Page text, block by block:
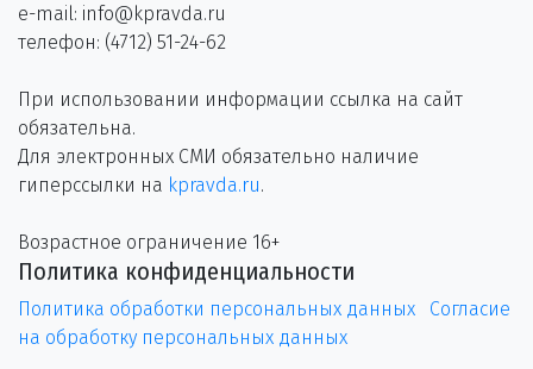
e-mail: info@kpravda.ru
телефон: (4712) 51-24-62
При использовании информации ссылка на сайт
обязательна.
Для электронных СМИ обязательно наличие
гиперссылки на kpravda.ru.
Возрастное ограничение 16+
Политика конфиденциальности
Политика обработки персональных данных
Согласие
на обработку персональных данных